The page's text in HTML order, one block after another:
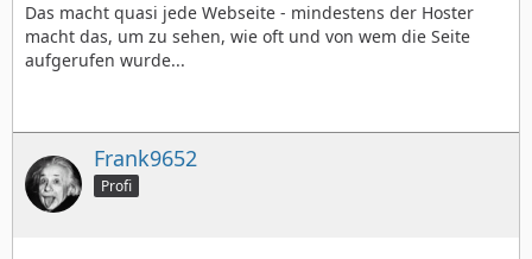
Das macht quasi jede Webseite - mindestens der Hoster
macht das, um zu sehen, wie oft und von wem die Seite
aufgerufen wurde...
Frank9652
Profi